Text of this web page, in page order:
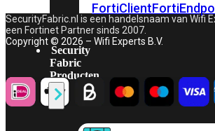
FortiClient
Security
Fabric
Producten
SecurityFabric.nl is een handelsnaam van Wifi
een Fortinet Partner sinds 2007.
Copyright © 2026 – Wifi Experts B.V.